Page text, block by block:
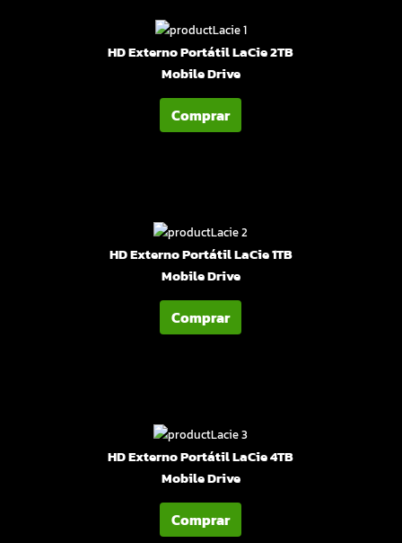
HD Externo Portátil LaCie 2TB
Mobile Drive
Comprar
HD Externo Portátil LaCie 1TB
Mobile Drive
Comprar
HD Externo Portátil LaCie 4TB
Mobile Drive
Comprar